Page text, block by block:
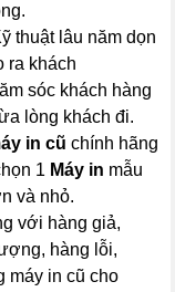
thuật lâu năm dọn
ra khách
sóc khách hàng
lòng khách đi.
in cũ chính hãng
1 Máy in mẫu
và nhỏ.
với hàng giả,
hàng lỗi,
máy in cũ cho